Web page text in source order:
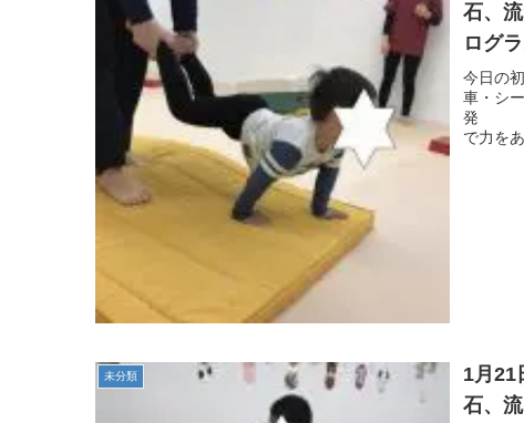
石、
ログ
自閉
今日の
車・シ
発 つ
で力を
未分類
1月21
石、